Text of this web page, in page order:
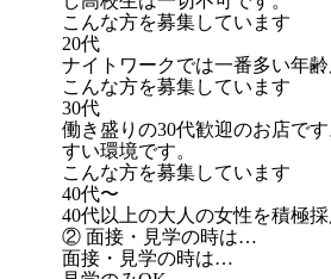
こんな方を募集しています
20代
ナイトワークでは一番多い年齢
こんな方を募集しています
30代
働き盛りの30代歓迎のお店で
すい環境です。
こんな方を募集しています
40代〜
40代以上の大人の女性を積極採
② 面接・見学の時は…
面接・見学の時は…